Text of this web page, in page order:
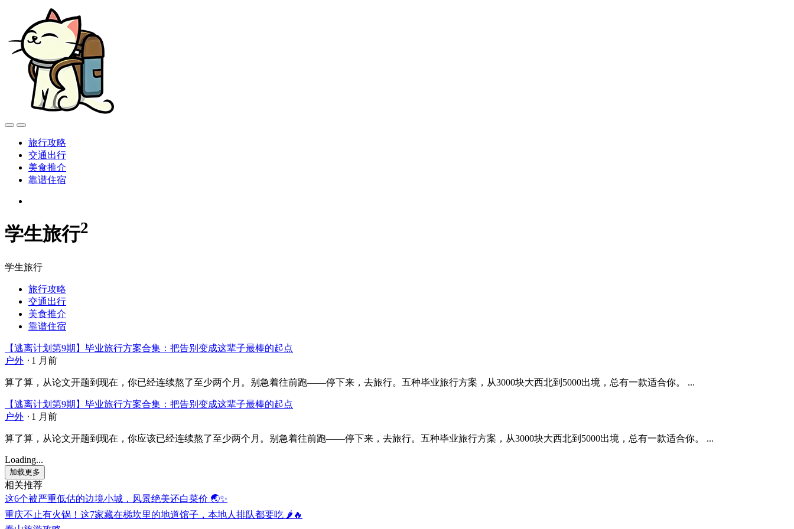
旅行攻略
交通出行
美食推介
靠谱住宿
学生旅行2
学生旅行
旅行攻略
交通出行
美食推介
靠谱住宿
【逃离计划第9期】毕业旅行方案合集：把告别变成这辈子最棒的起点
户外 ⋅ 1 月前
算了算，从论文开题到现在，你已经连续熬了至少两个月。别急着往前跑——停下来，去旅行。五种毕业旅行方案，从3000块大西北到5000出境，总有一款适合你。 ...
【逃离计划第9期】毕业旅行方案合集：把告别变成这辈子最棒的起点
户外 ⋅ 1 月前
算了算，从论文开题到现在，你应该已经连续熬了至少两个月。别急着往前跑——停下来，去旅行。五种毕业旅行方案，从3000块大西北到5000出境，总有一款适合你。 ...
Loading...
加载更多
相关推荐
这6个被严重低估的边境小城，风景绝美还白菜价 🌏✨
重庆不止有火锅！这7家藏在梯坎里的地道馆子，本地人排队都要吃 🌶️🔥